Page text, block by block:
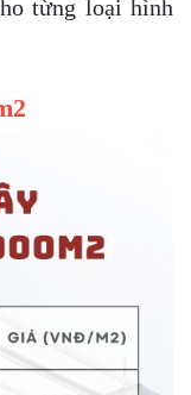
từng loại hình